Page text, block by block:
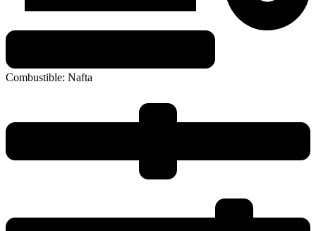
Combustible: Nafta